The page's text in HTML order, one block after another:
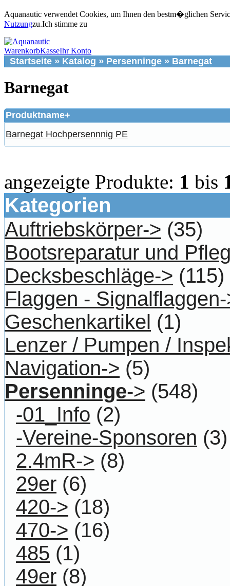
Aquanautic verwendet Cookies, um Ihnen den bestm�glichen
Nutzungzu.Ich stimme zu
WarenkorbKasseIhr Konto
Startseite » Katalog » Persenninge » Barnegat
Barnegat
Produktname+
Barnegat Hochpersennnig PE
angezeigte Produkte: 1 bis
Kategorien
Auftriebskörper-> (35)
Bootsreparatur und
Decksbeschläge-> (115)
Flaggen -
Geschenkartikel (1)
Lenzer / Pumpen /
Navigation-> (5)
Persenninge-> (548)
-01_Info (2)
-Vereine-Sponsoren (3)
2.4mR-> (8)
29er (6)
420-> (18)
470-> (16)
485 (1)
49er (8)